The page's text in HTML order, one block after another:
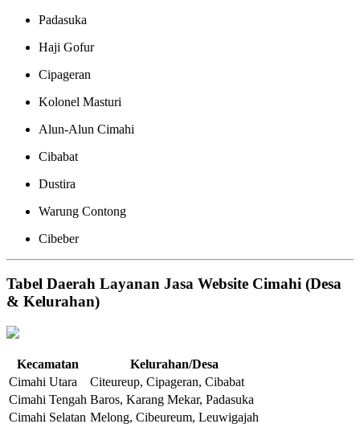
Padasuka
Haji Gofur
Cipageran
Kolonel Masturi
Alun-Alun Cimahi
Cibabat
Dustira
Warung Contong
Cibeber
Tabel Daerah Layanan Jasa Website Cimahi (Desa
& Kelurahan)
Kecamatan
Kelurahan/Desa
Cimahi Utara
Citeureup, Cipageran, Cibabat
Cimahi Tengah Baros, Karang Mekar, Padasuka
Cimahi Selatan Melong, Cibeureum, Leuwigajah